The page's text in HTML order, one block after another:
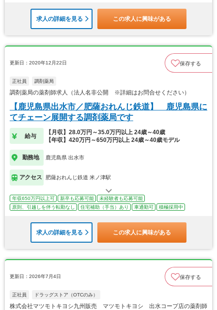
求人の詳細を見る この求人に興味がある
更新日：2020年12月22日 保存する
正社員 調剤薬局
調剤薬局の薬剤師求人（法人名非公開 ※詳細はお問合せください）
【鹿児島県出水市／肥薩おれんじ鉄道】 鹿児島県に
てチェーン展開する調剤薬局です
給与
【月収】28.0万円～35.0万円以上 24歳～40歳
【年収】420万円～650万円以上 24歳～40歳モデル
勤務地 鹿児島県 出水市
アクセス 肥薩おれんじ鉄道 米ノ津駅
年収650万円以上可 新卒も応募可能
未経験者も応募可能
原則、引越しを伴う転勤なし
住宅補助（手当）あり 車通勤可 積極採用中
求人の詳細を見る この求人に興味がある
更新日：2026年7月4日 保存する
正社員 ドラッグストア（OTCのみ）
株式会社マツモトキヨシ九州販売 マツモトキヨシ 出水コープ店の薬剤師